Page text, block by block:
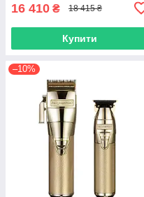
16 410 ₴ 18 415 ₴
Купити
–10%